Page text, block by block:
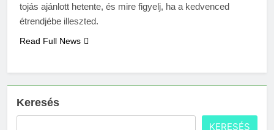
tojás ajánlott hetente, és mire figyelj, ha a kedvenced
étrendjébe illeszted.
Read Full News
Keresés
KERESÉS